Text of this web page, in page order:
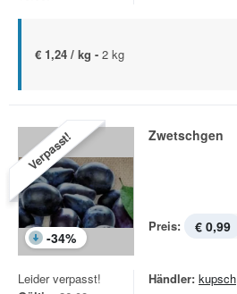
€ 1,24 / kg - 2 kg
Verpasst!
-34%
Zwetschgen
Preis: € 0,99
Leider verpasst!
Händler: kupsch